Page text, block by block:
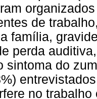
de
família,
perda
sintoma do
no